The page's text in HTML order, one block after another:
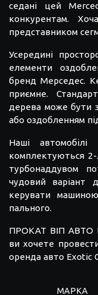
седані цей
конкурентам.
представником
Усередині
елементи
бренд Мерседес.
приємне.
дерева може бути
або оздобленням
Наші
комплектуються
турбонаддувом
чудовий варіант
керувати
пального.
ПРОКАТ ВІП АВТО
ви хочете
оренда авто Exotic
МАРКА